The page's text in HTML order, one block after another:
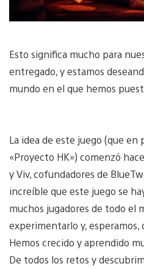
Esto significa mucho para
entregado, y estamos
mundo en el que hemos
La idea de este juego (que en
«Proyecto HK») comenzó
y Viv, cofundadores de
increíble que este juego se
muchos jugadores de todo el
experimentarlo y,
Hemos crecido y aprendido
De todos los retos y